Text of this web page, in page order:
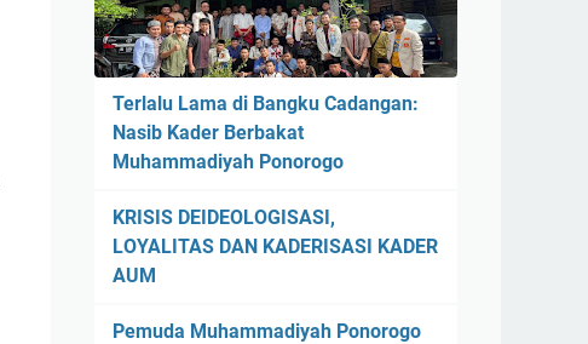
Terlalu Lama di Bangku Cadangan:
Nasib Kader Berbakat
Muhammadiyah Ponorogo
KRISIS DEIDEOLOGISASI,
LOYALITAS DAN KADERISASI KADER
AUM
Pemuda Muhammadiyah Ponorogo